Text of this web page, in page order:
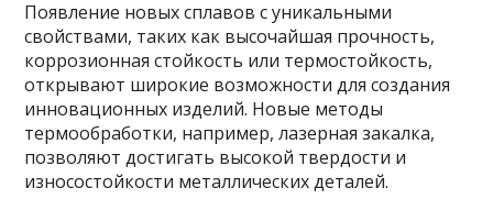
Появление новых сплавов с уникальными
свойствами, таких как высочайшая прочность,
коррозионная стойкость или термостойкость,
открывают широкие возможности для создания
инновационных изделий. Новые методы
термообработки, например, лазерная закалка,
позволяют достигать высокой твердости и
износостойкости металлических деталей.